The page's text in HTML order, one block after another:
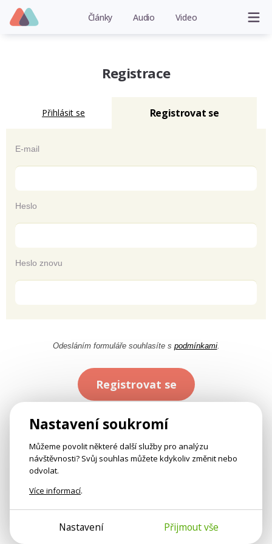
Články Audio Video
Registrace
Přihlásit se Registrovat se
E-mail
Heslo
Heslo znovu
Odesláním formuláře souhlasíte s podmínkami.
Registrovat se
Nastavení soukromí
Můžeme povolit některé další služby pro analýzu
návštěvnosti? Svůj souhlas můžete kdykoliv změnit nebo
odvolat.
Více informací.
Nastavení Přijmout vše